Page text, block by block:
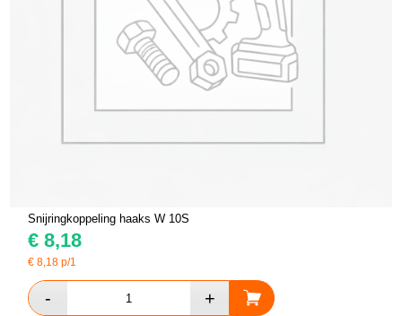
Snijringkoppeling haaks W 10S
€ 8,18
€8,18 p/1